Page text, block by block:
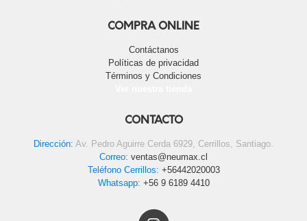
COMPRA ONLINE
Contáctanos
Políticas de privacidad
Términos y Condiciones
CONTACTO
Dirección: Av. Pedro Aguirre Cerda 6929, Cerrillos, Santiago.
Correo: ventas@neumax.cl
Teléfono Cerrillos: +56442020003
Whatsapp: +56 9 6189 4410